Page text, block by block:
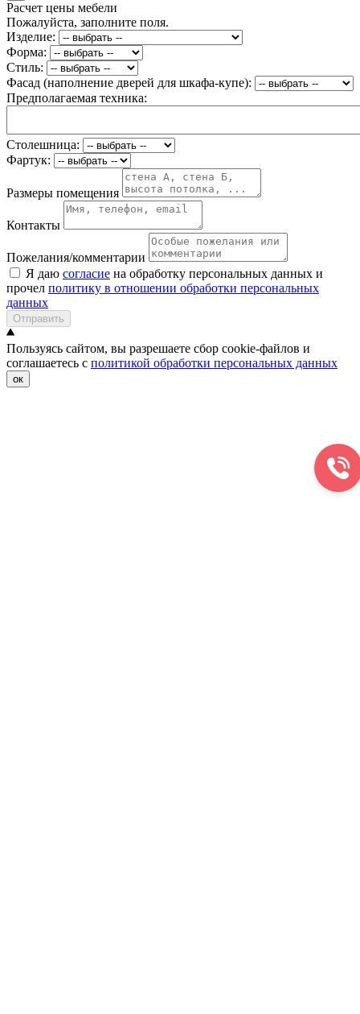
Расчет цены мебели
Пожалуйста, заполните поля.
Изделие:
Форма:
Стиль:
Фасад (наполнение дверей для шкафа-купе):
Предполагаемая техника:
Столешница:
Фартук:
Размеры помещения
Контакты
Пожелания/комментарии
Я даю согласие на обработку персональных данных и
прочел политику в отношении обработки персональных
данных
Отправить
Пользуясь сайтом, вы разрешаете сбор cookie-файлов и
соглашаетесь с политикой обработки персональных данных
ок